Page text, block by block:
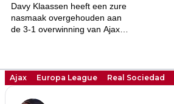
Ajax Europa League Real Sociedad